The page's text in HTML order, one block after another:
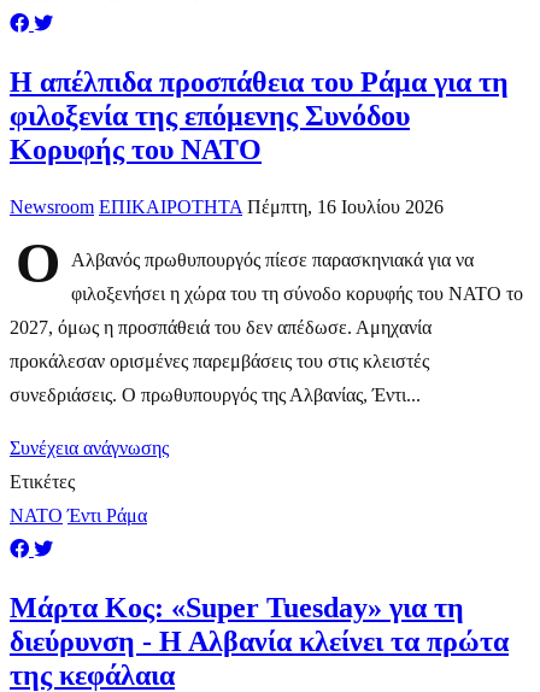
Η απέλπιδα προσπάθεια του Ράμα για τη
φιλοξενία της επόμενης Συνόδου
Κορυφής του ΝΑΤΟ
Newsroom ΕΠΙΚΑΙΡΟΤΗΤΑ Πέμπτη, 16 Ιουλίου 2026
Ο
Αλβανός πρωθυπουργός πίεσε παρασκηνιακά για να
φιλοξενήσει η χώρα του τη σύνοδο κορυφής του ΝΑΤΟ το
2027, όμως η προσπάθειά του δεν απέδωσε. Αμηχανία
προκάλεσαν ορισμένες παρεμβάσεις του στις κλειστές
συνεδριάσεις. Ο πρωθυπουργός της Αλβανίας, Έντι...
Συνέχεια ανάγνωσης
Ετικέτες
ΝΑΤΟ Έντι Ράμα
Μάρτα Κος: «Super Tuesday» για τη
διεύρυνση - Η Αλβανία κλείνει τα πρώτα
της κεφάλαια